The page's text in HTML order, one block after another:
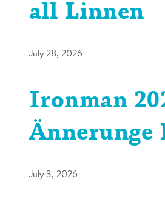
all Linnen
July 28, 2026
Ironman
Ännerunge
July 3, 2026